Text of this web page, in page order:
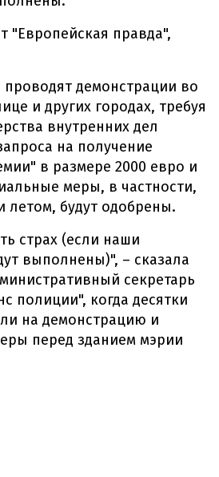
"Европейская правда",
демонстрации во
и других городах, требуя
внутренних дел
на получение
в размере 2000 евро и
меры, в частности,
летом, будут одобрены.
страх (если наши
выполнены)", – сказала
секретарь
полиции", когда десятки
на демонстрацию и
перед зданием мэрии